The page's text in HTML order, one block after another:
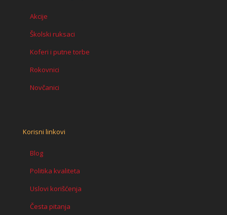
Akcije
Školski ruksaci
Koferi i putne torbe
Rokovnici
Novčanici
Korisni linkovi
Blog
Politika kvaliteta
Uslovi korišćenja
Česta pitanja